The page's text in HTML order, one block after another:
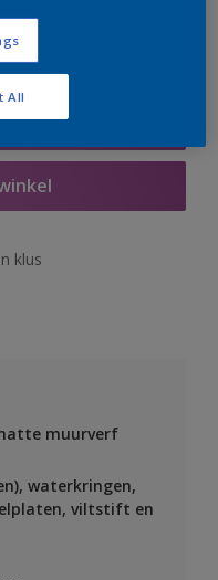
klus
muurverf
waterkringen,
viltstift en
All